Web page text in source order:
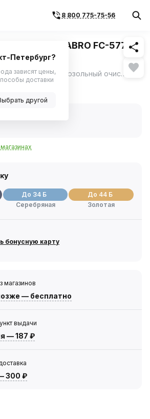
8 800 775-75-56Похожие
ABRO FC-577-R
Очиститель универсальный Abro - аэрозольный очиститель, который применяется для очистки моющих или окрашенных поверхностей. ещё
До 34 Б
Серебряная
До 44 Б
Золотая
бонусную карту
магазинов
— бесплатно
выдачи
—187 ₽
300 ₽
Петербург?
зависят цены,
доставки
другой